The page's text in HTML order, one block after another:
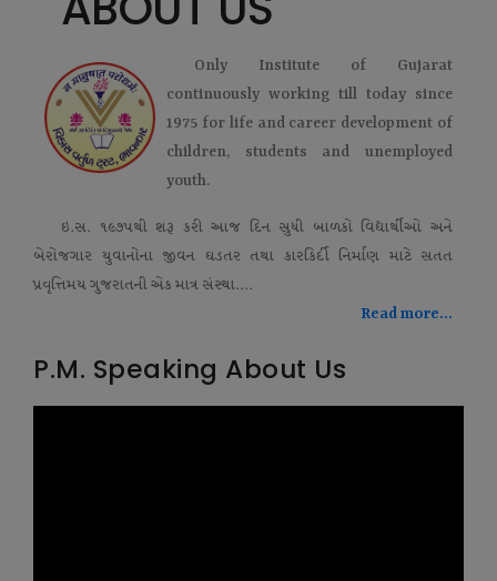
Only Institute of Gujarat
continuously working till today since
1975 for life and career development of
children, students and unemployed
youth.
ઇ.સ. ૧૯૭૫થી શરૂ કરી આજ દિન સુધી બાળકો વિદ્યાર્થીઓ અને
બેરોજગાર યુવાનોના જીવન ઘડતર તથા કારકિર્દી નિર્માણ માટે સતત
પ્રવૃત્તિમય ગુજરાતની એક માત્ર સંસ્થા....
Read more...
P.M. Speaking About Us